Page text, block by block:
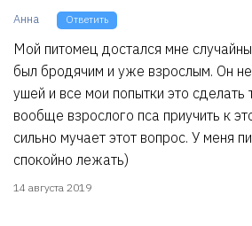
Анна Ответить
Мой питомец достался мне
был бродячим и уже взрослым. Он не
ушей и все мои попытки это
вообще взрослого пса приучить к
сильно мучает этот вопрос. У меня
спокойно лежать)
14 августа 2019